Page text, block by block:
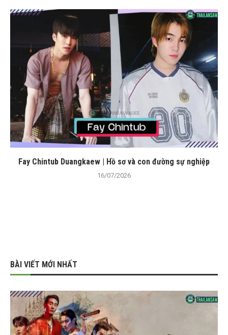
Fay Chintub Duangkaew | Hồ sơ và con đường sự nghiệp
16/07/2026
BÀI VIẾT MỚI NHẤT